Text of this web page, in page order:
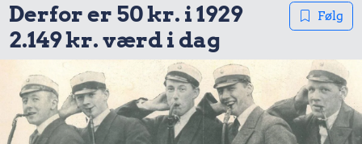
Derfor er 50 kr. i 1929
2.149 kr. værd i dag
Følg